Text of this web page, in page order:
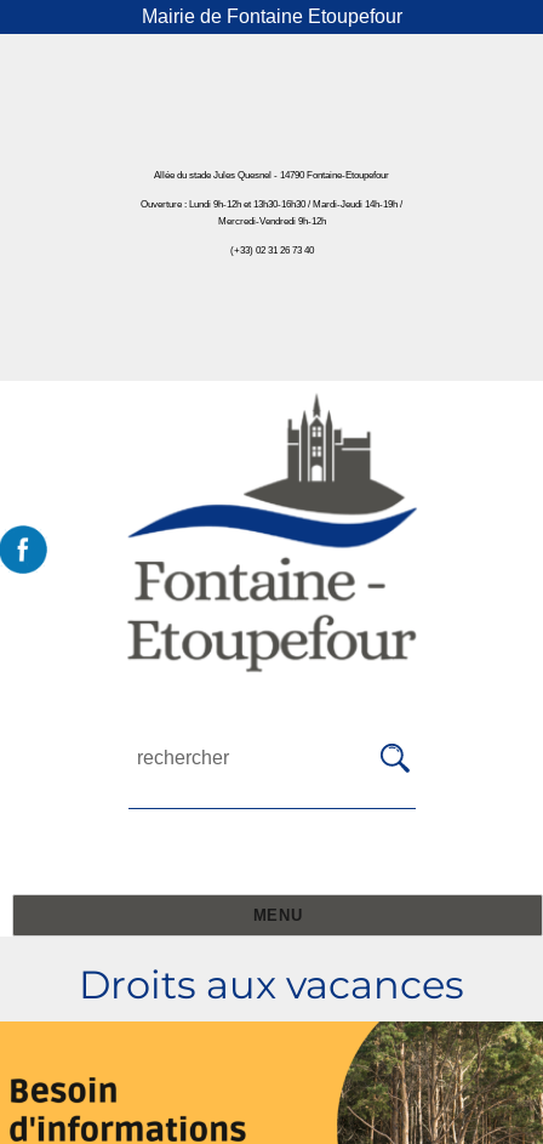
Mairie de Fontaine Etoupefour
Allée du stade Jules Quesnel - 14790 Fontaine-Etoupefour
Ouverture : Lundi 9h-12h et 13h30-16h30 / Mardi-Jeudi 14h-19h /
Mercredi-Vendredi 9h-12h
(+33) 02 31 26 73 40
Mairie de Fontaine Etoupefour
MENU
Droits aux vacances